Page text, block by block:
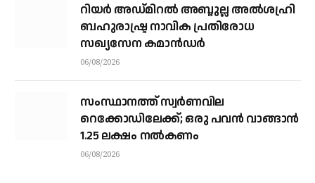
റിയര്‍ അഡ്മിറല്‍ അബ്ദുല്ല അല്‍ശഹ്രി
ബഹുരാഷ്ട്ര നാവിക പ്രതിരോധ
സഖ്യസേന കമാന്‍ഡര്‍
06/08/2026
സംസ്ഥാനത്ത് സ്വര്‍ണവില
റെക്കോഡിലേക്ക്; ഒരു പവന്‍ വാങ്ങാന്‍
1.25 ലക്ഷം നല്‍കണം
06/08/2026